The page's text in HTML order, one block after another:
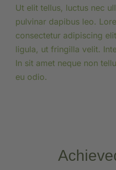
Ut elit tellus, luctus nec
pulvinar dapibus leo.
consectetur adipiscing
ligula, ut fringilla velit.
In sit amet neque non
eu odio.